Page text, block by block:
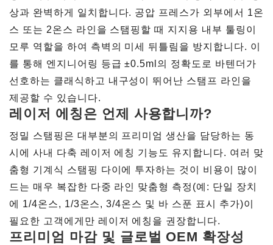
상과 완벽하게 일치합니다. 공압 프레스가 외부에서 1온
스 또는 2온스 라인을 스탬핑할 때 지지용 내부 툴링이
모루 역할을 하여 측벽의 미세 뒤틀림을 방지합니다. 이
를 통해 엔지니어링 등급 ±0.5ml의 정확도로 바텐더가
선호하는 클래식하고 내구성이 뛰어난 스탬프 라인을
제공할 수 있습니다.
레이저 에칭은 언제 사용합니까?
정밀 스탬핑은 대부분의 프리미엄 생산을 담당하는 동
시에 사내 다축 레이저 에칭 기능도 유지합니다. 여러 맞
춤형 기계식 스탬핑 다이에 투자하는 것이 비용이 많이
드는 매우 복잡한 다중 라인 맞춤형 측정(예: 단일 장치
에 1/4온스, 1/3온스, 3/4온스 및 바 스푼 표시 추가)이
필요한 고객에게만 레이저 에칭을 권장합니다.
프리미엄 마감 및 글로벌 OEM 확장성